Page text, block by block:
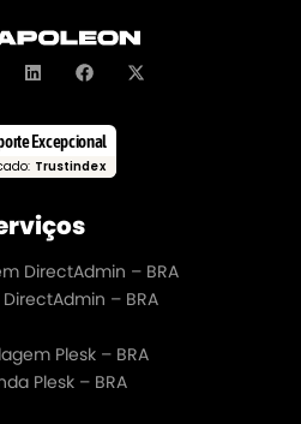
Excepcional
Trustindex
DirectAdmin – BRA
– BRA
Plesk – BRA
Plesk – BRA